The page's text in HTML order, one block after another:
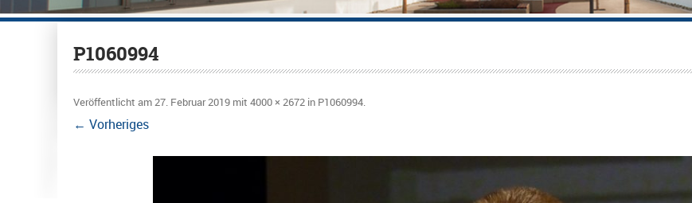
P1060994
Veröffentlicht am27. Februar 2019 mit 4000 × 2672 in P1060994.
← Vorheriges